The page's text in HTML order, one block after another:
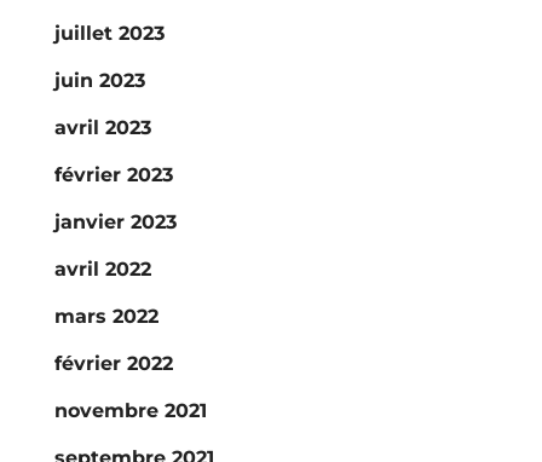
juillet 2023
juin 2023
avril 2023
février 2023
janvier 2023
avril 2022
mars 2022
février 2022
novembre 2021